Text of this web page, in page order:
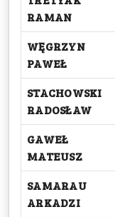
RAMAN
WĘGRZYN
PAWEŁ
STACHOWSKI
RADOSŁAW
GAWEŁ
MATEUSZ
SAMARAU
ARKADZI